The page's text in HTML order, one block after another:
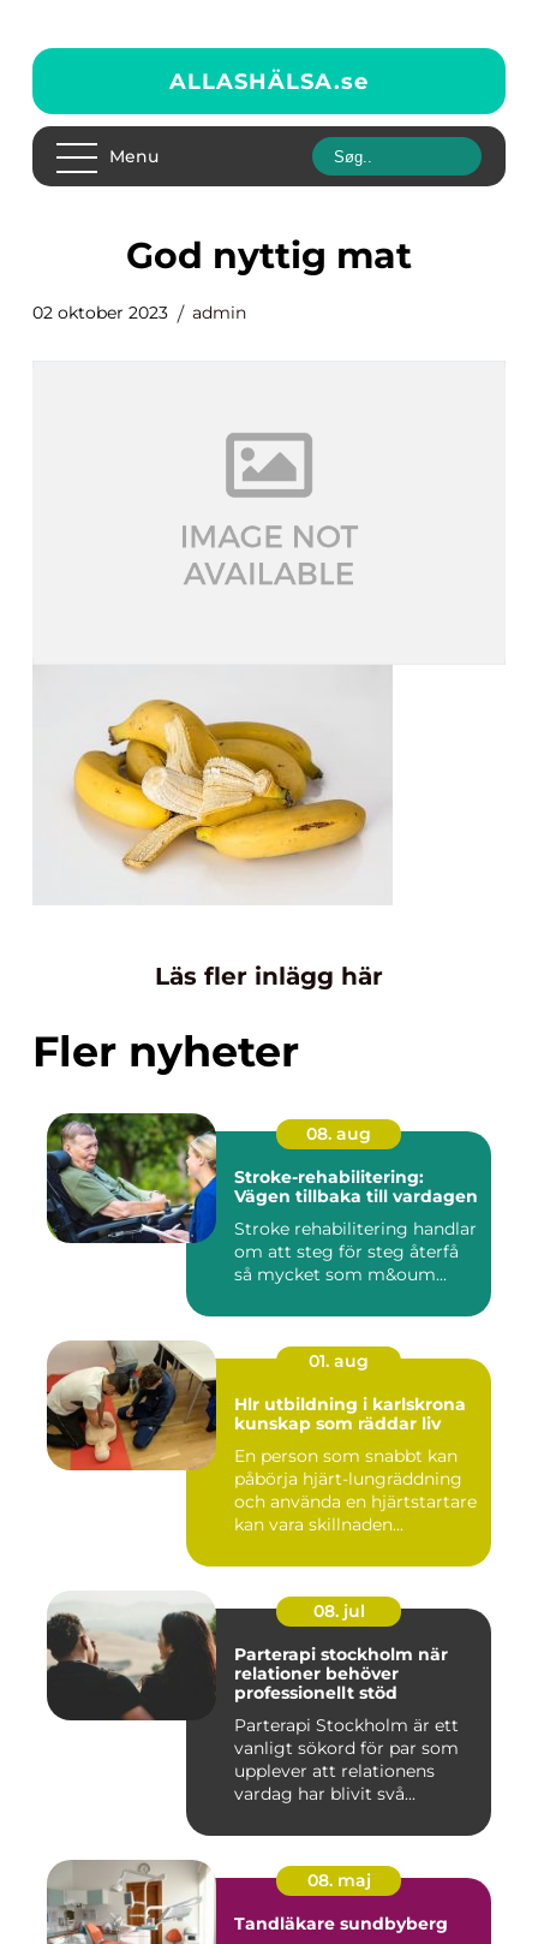
ALLASHÄLSA.se
Menu
god nyttig mat
02 oktober 2023 admin
Läs fler inlägg här
Fler nyheter
08. aug
Stroke-rehabilitering:
Vägen tillbaka till vardagen
Stroke rehabilitering handlar
om att steg för steg återfå
så mycket som m&oum...
01. aug
Hlr utbildning i karlskrona
kunskap som räddar liv
En person som snabbt kan
påbörja hjärt-lungräddning
och använda en hjärtstartare
kan vara skillnaden...
08. jul
Parterapi stockholm när
relationer behöver
professionellt stöd
Parterapi Stockholm är ett
vanligt sökord för par som
upplever att relationens
vardag har blivit svå...
08. maj
Tandläkare sundbyberg